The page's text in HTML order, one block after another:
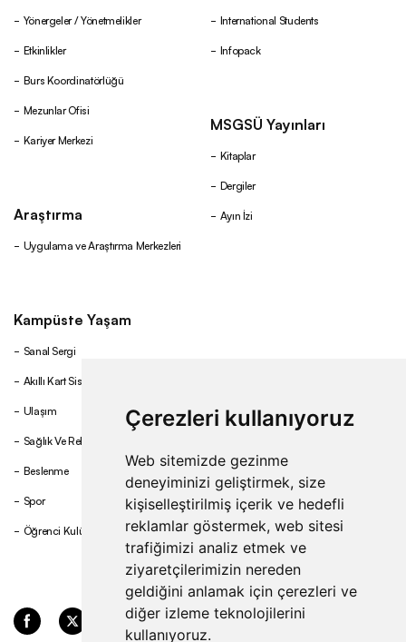
Çerezleri kullanıyoruz
Web sitemizde gezinme
deneyiminizi geliştirmek, size
kişiselleştirilmiş içerik ve hedefli
reklamlar göstermek, web sitesi
trafiğimizi analiz etmek ve
ziyaretçilerimizin nereden
geldiğini anlamak için çerezleri ve
diğer izleme teknolojilerini
kullanıyoruz.
Yönergeler / Yönetmelikler
Etkinlikler
Burs Koordinatörlüğü
Mezunlar Ofisi
Kariyer Merkezi
Araştırma
Uygulama ve Araştırma Merkezleri
International Students
Infopack
MSGSÜ Yayınları
Kitaplar
Dergiler
Ayın İzi
Kampüste Yaşam
Sanal Sergi
Akıllı Kart Sistemi
Ulaşım
Sağlık Ve Rehberlik
Beslenme
Spor
Öğrenci Kulüpleri